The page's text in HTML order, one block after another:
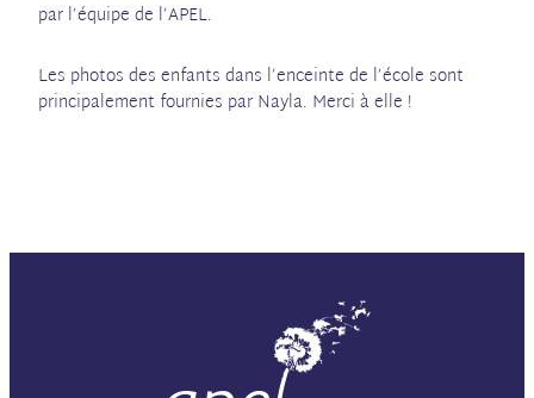
par l’équipe de l’APEL.
Les photos des enfants dans l’enceinte de l’école sont
principalement fournies par Nayla. Merci à elle !